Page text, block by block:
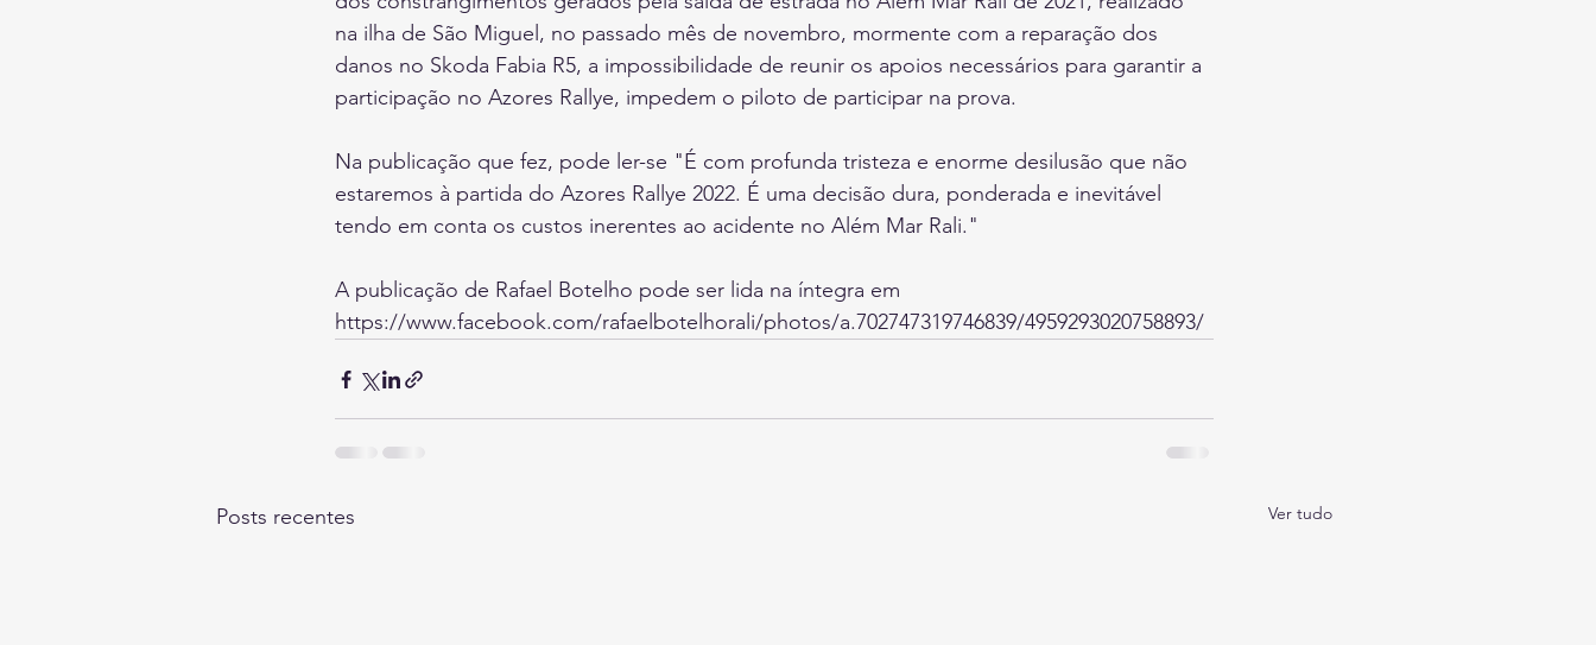
na ilha de São Miguel, no passado mês de novembro, mormente com a reparação dos
danos no Skoda Fabia R5, a impossibilidade de reunir os apoios necessários para garantir a
participação no Azores Rallye, impedem o piloto de participar na prova.
Na publicação que fez, pode ler-se "É com profunda tristeza e enorme desilusão que não
estaremos à partida do Azores Rallye 2022. É uma decisão dura, ponderada e inevitável
tendo em conta os custos inerentes ao acidente no Além Mar Rali."
A publicação de Rafael Botelho pode ser lida na íntegra em
https://www.facebook.com/rafaelbotelhorali/photos/a.702747319746839/4959293020758893/
Posts recentes Ver tudo